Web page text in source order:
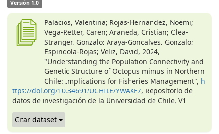
Versión 1.0
Palacios, Valentina; Rojas-Hernandez, Noemi;
Vega-Retter, Caren; Araneda, Cristian; Olea-
Stranger, Gonzalo; Araya-Goncalves, Gonzalo;
Espindola-Rojas; Veliz, David, 2024,
"Understanding the Population Connectivity and
Genetic Structure of Octopus mimus in Northern
Chile: Implications for Fisheries Management", h
ttps://doi.org/10.34691/UCHILE/YWAXF7, Repositorio de
datos de investigación de la Universidad de Chile, V1
Citar dataset